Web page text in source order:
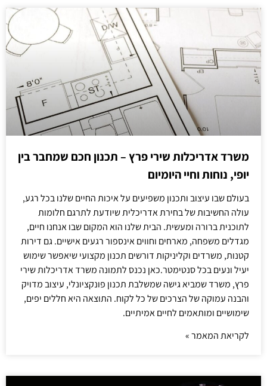
משרד אדריכלות שירי פרץ – תכנון חכם שמחבר בין
יופי, נוחות וחיי היומיום
בעולם שבו עיצוב ותכנון משפיעים על איכות החיים שלנו בכל רגע,
עולה החשיבות של בחירת אדריכלית שיודעת לתרגם חלומות
לתוכנית ברורה ומעשית. הבית שלנו הוא המקום שבו אנחנו חיים,
מגדלים משפחה, מארחים וחווים אינספור רגעים אישיים. גם דירות
קטנות, משרדים וקליניקות דורשים תכנון מקצועי שיאפשר שימוש
יעיל ונעים בכל סנטימטר.כאן נכנס לתמונה משרד אדריכלות שירי
פרץ, משרד שמביא גישה שמשלבת תכנון פונקציונלי, עיצוב מדויק
והבנה עמוקה של הצרכים של כל לקוח. התוצאה היא חללים יפים,
שימושיים ומותאמים לחיים אמיתיים.
לקריאת המאמר »